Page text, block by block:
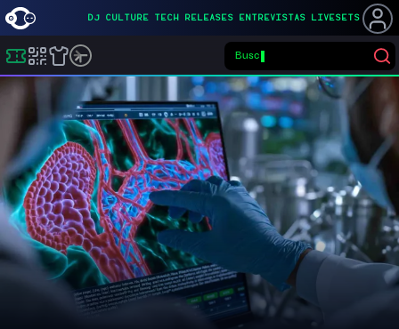
DJ CULTURE TECH RELEASES ENTREVISTAS LIVESETS
Noti
Buscar eventos